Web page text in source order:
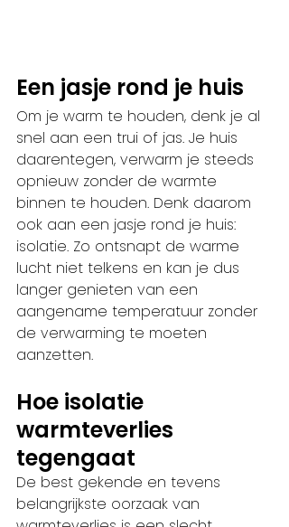
Een jasje rond je huis
Om je warm te houden, denk je al
snel aan een trui of jas. Je huis
daarentegen, verwarm je steeds
opnieuw zonder de warmte
binnen te houden. Denk daarom
ook aan een jasje rond je huis:
isolatie. Zo ontsnapt de warme
lucht niet telkens en kan je dus
langer genieten van een
aangename temperatuur zonder
de verwarming te moeten
aanzetten.
Hoe isolatie
warmteverlies
tegengaat
De best gekende en tevens
belangrijkste oorzaak van